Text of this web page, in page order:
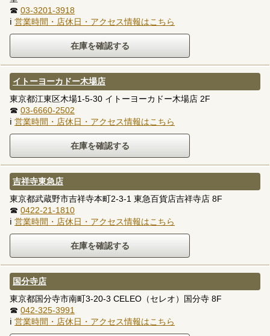
☎ 03-3201-3918
ℹ 営業時間・店休日・アクセス情報はこちら
イトーヨーカドー木場店
東京都江東区木場1-5-30 イトーヨーカドー木場店 2F
☎ 03-6660-2502
ℹ 営業時間・店休日・アクセス情報はこちら
吉祥寺東急店
東京都武蔵野市吉祥寺本町2-3-1 東急百貨店吉祥寺店 8F
☎ 0422-21-1810
ℹ 営業時間・店休日・アクセス情報はこちら
国分寺店
東京都国分寺市南町3-20-3 CELEO（セレオ）国分寺 8F
☎ 042-325-3991
ℹ 営業時間・店休日・アクセス情報はこちら